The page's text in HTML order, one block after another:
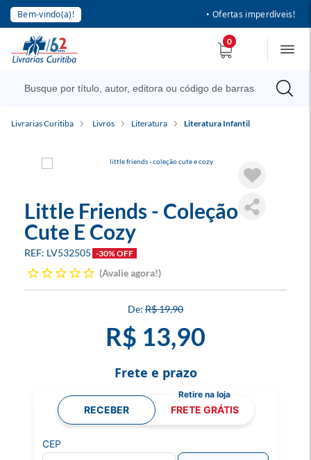
Bem-vindo(a)! • Ofertas imperdíveis!
0
Livrarias Curitiba Livros Literatura Literatura Infantil
Little Friends - Coleção
Cute E Cozy
LV532505 -30% OFF
Avalie agora!
R$ 19,90
R$ 13,90
Frete e prazo
RECEBER FRETE GRÁTIS
CEP